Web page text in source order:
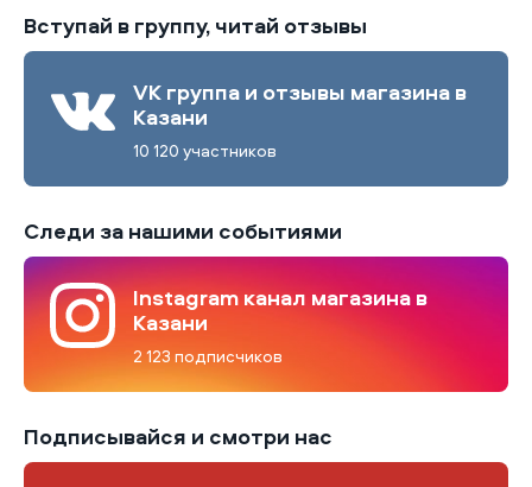
Вступай в группу, читай отзывы
VK группа и отзывы магазина в
Казани
10 120 участников
Следи за нашими событиями
Instagram канал магазина в
Казани
2 123 подписчиков
Подписывайся и смотри нас